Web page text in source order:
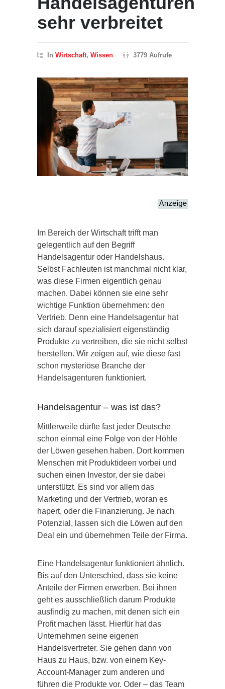
sehr verbreitet
In Wirtschaft, Wissen 3779 Aufrufe
Im Bereich der Wirtschaft trifft man
gelegentlich auf den Begriff
Handelsagentur oder Handelshaus.
Selbst Fachleuten ist manchmal nicht klar,
was diese Firmen eigentlich genau
machen. Dabei können sie eine sehr
wichtige Funktion übernehmen: den
Vertrieb. Denn eine Handelsagentur hat
sich darauf spezialisiert eigenständig
Produkte zu vertreiben, die sie nicht selbst
herstellen. Wir zeigen auf, wie diese fast
schon mysteriöse Branche der
Handelsagenturen funktioniert.
Handelsagentur – was ist das?
Mittlerweile dürfte fast jeder Deutsche
schon einmal eine Folge von der Höhle
der Löwen gesehen haben. Dort kommen
Menschen mit Produktideen vorbei und
suchen einen Investor, der sie dabei
unterstützt. Es sind vor allem das
Marketing und der Vertrieb, woran es
hapert, oder die Finanzierung. Je nach
Potenzial, lassen sich die Löwen auf den
Deal ein und übernehmen Teile der Firma.
Eine Handelsagentur funktioniert ähnlich.
Bis auf den Unterschied, dass sie keine
Anteile der Firmen erwerben. Bei ihnen
geht es ausschließlich darum Produkte
ausfindig zu machen, mit denen sich ein
Profit machen lässt. Hierfür hat das
Unternehmen seine eigenen
Handelsvertreter. Sie gehen dann von
Haus zu Haus, bzw. von einem Key-
Account-Manager zum anderen und
führen die Produkte vor. Oder – das Team